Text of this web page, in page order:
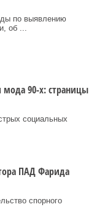
по выявлению
об ...
мода 90-х: страницы
социальных
ПАД Фарида
спорного